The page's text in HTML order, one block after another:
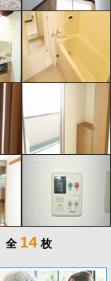
全 14 枚